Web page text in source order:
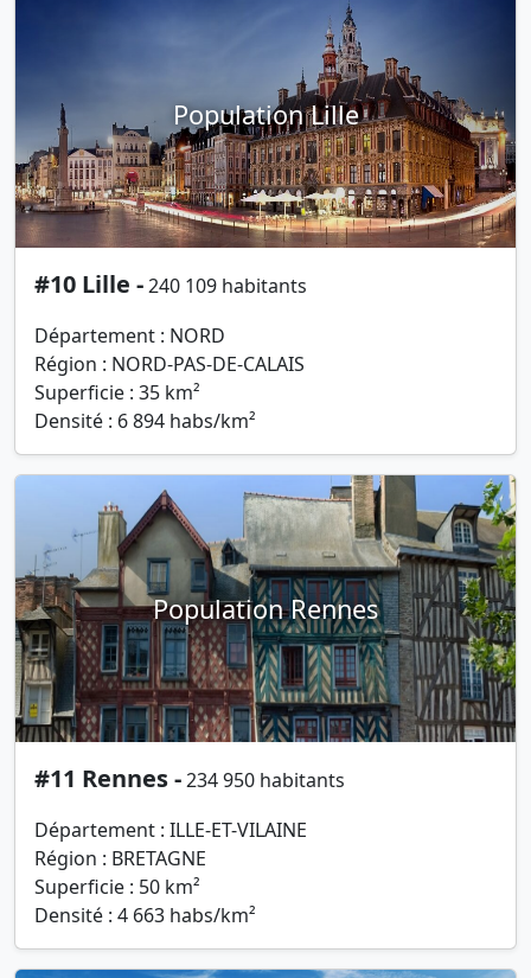
Population Lille
#10 Lille -240 109 habitants
Département : NORD
Région : NORD-PAS-DE-CALAIS
Superficie : 35 km²
Densité : 6 894 habs/km²
Population Rennes
#11 Rennes -234 950 habitants
Département : ILLE-ET-VILAINE
Région : BRETAGNE
Superficie : 50 km²
Densité : 4 663 habs/km²